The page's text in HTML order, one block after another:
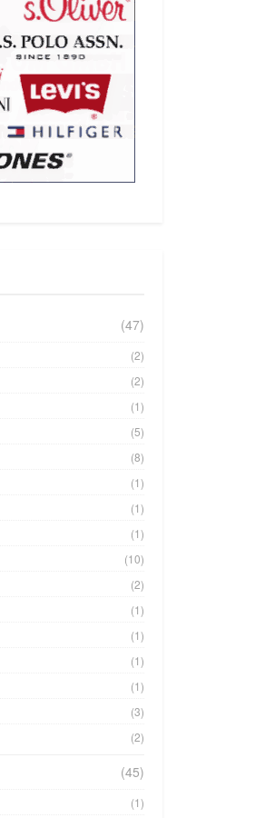
(47)
(2)
(2)
(1)
(5)
(8)
(1)
(1)
(1)
(10)
(2)
(1)
(1)
(1)
(1)
(3)
(2)
(45)
(1)